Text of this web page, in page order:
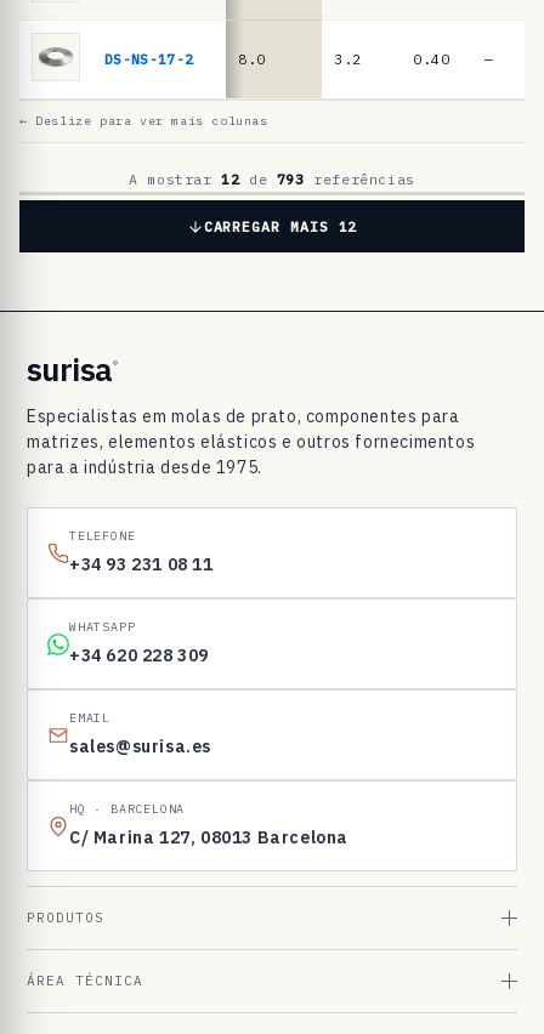
N
0
3
D
N
E
N
8
DS-NS-17-2 8.0 3.2 0.40 —
← Deslize para ver mais colunas
A mostrar12de 793 referências
CARREGAR MAIS 12
surisa®
Especialistas em molas de prato, componentes para
matrizes, elementos elásticos e outros fornecimentos
para a indústria desde 1975.
TELEFONE
+34 93 231 08 11
WHATSAPP
+34 620 228 309
EMAIL
sales@surisa.es
HQ · BARCELONA
C/ Marina 127, 08013 Barcelona
PRODUTOS
ÁREA TÉCNICA